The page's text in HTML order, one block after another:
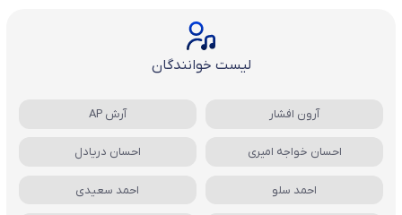
لیست خوانندگان
آرون افشار آرش AP
احسان خواجه امیری احسان دریادل
احمد سلو احمد سعیدی